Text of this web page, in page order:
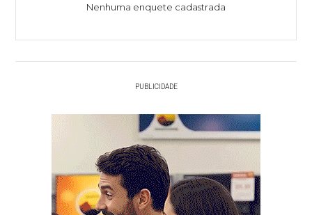
Nenhuma enquete cadastrada
PUBLICIDADE